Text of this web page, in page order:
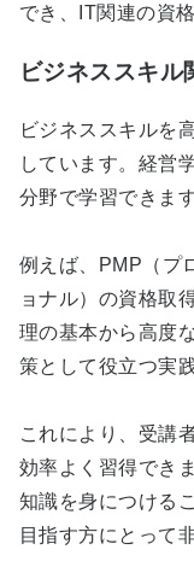
でき、IT関連の資
ビジネススキル
ビジネススキルを
しています。経営
分野で学習できます
例えば、PMP（プ
ョナル）の資格取
理の基本から高度
策として役立つ実
これにより、受講
効率よく習得でき
知識を身につける
目指す方にとって